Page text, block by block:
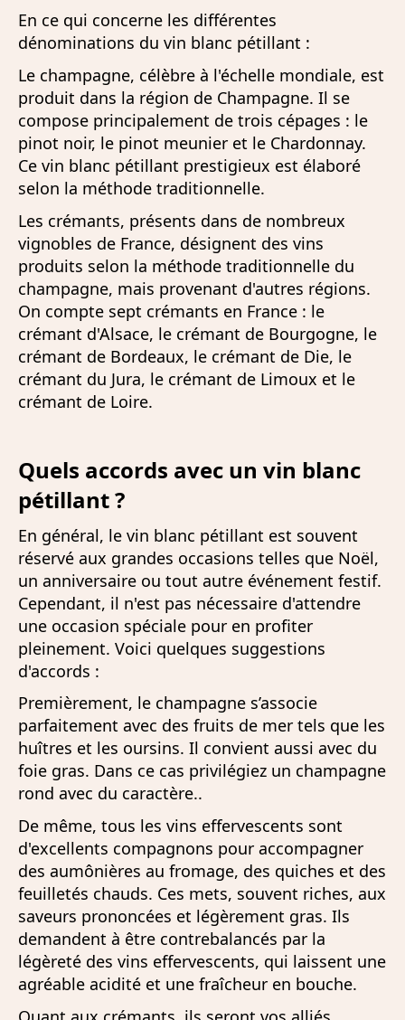
En ce qui concerne les différentes
dénominations du vin blanc pétillant :
Le champagne, célèbre à l'échelle mondiale, est
produit dans la région de Champagne. Il se
compose principalement de trois cépages : le
pinot noir, le pinot meunier et le Chardonnay.
Ce vin blanc pétillant prestigieux est élaboré
selon la méthode traditionnelle.
Les crémants, présents dans de nombreux
vignobles de France, désignent des vins
produits selon la méthode traditionnelle du
champagne, mais provenant d'autres régions.
On compte sept crémants en France : le
crémant d'Alsace, le crémant de Bourgogne, le
crémant de Bordeaux, le crémant de Die, le
crémant du Jura, le crémant de Limoux et le
crémant de Loire.
Quels accords avec un vin blanc
pétillant ?
En général, le vin blanc pétillant est souvent
réservé aux grandes occasions telles que Noël,
un anniversaire ou tout autre événement festif.
Cependant, il n'est pas nécessaire d'attendre
une occasion spéciale pour en profiter
pleinement. Voici quelques suggestions
d'accords :
Premièrement, le champagne s’associe
parfaitement avec des fruits de mer tels que les
huîtres et les oursins. Il convient aussi avec du
foie gras. Dans ce cas privilégiez un champagne
rond avec du caractère..
De même, tous les vins effervescents sont
d'excellents compagnons pour accompagner
des aumônières au fromage, des quiches et des
feuilletés chauds. Ces mets, souvent riches, aux
saveurs prononcées et légèrement gras. Ils
demandent à être contrebalancés par la
légèreté des vins effervescents, qui laissent une
agréable acidité et une fraîcheur en bouche.